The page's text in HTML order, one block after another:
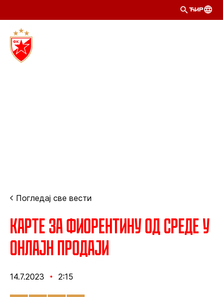
ЋИР
Погледај све вести
Карте за Фиорентину од среде у
онлајн продаји
14.7.2023 2:15